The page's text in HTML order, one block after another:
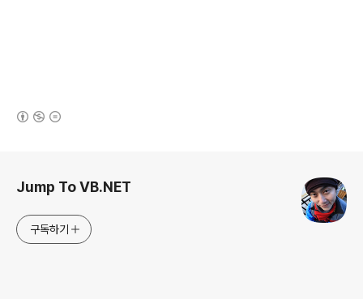
Jump To VB.NET
구독하기